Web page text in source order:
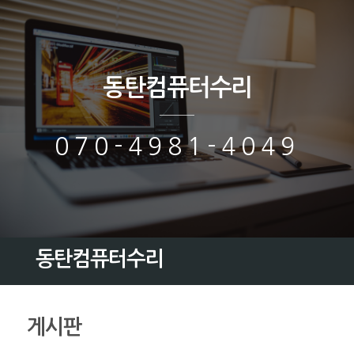
동탄컴퓨터수리
070-4981-4049
동탄컴퓨터수리
게시판